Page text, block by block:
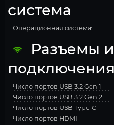
система
Операционная система:
Разъемы и
подключения
Число портов USB 3.2 Gen 1
Число портов USB 3.2 Gen 2
Число портов USB Type-C
Число портов HDMI